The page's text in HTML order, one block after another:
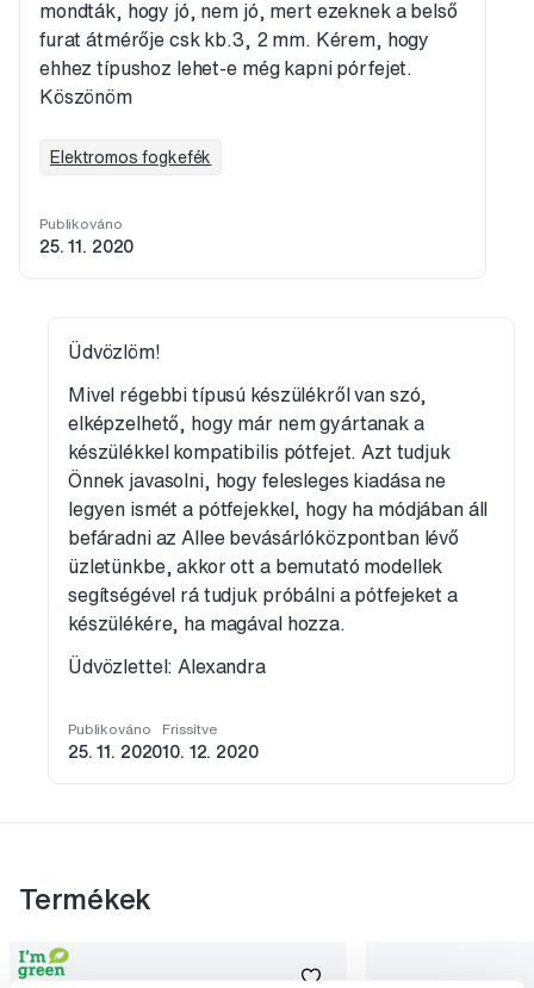
mondták, hogy jó, nem jó, mert ezeknek a belső
furat átmérője csk kb.3, 2 mm. Kérem, hogy
ehhez típushoz lehet-e még kapni pórfejet.
Köszönöm
Elektromos fogkefék
Publikováno
25. 11. 2020
Üdvözlöm!
Mivel régebbi típusú készülékről van szó,
elképzelhető, hogy már nem gyártanak a
készülékkel kompatibilis pótfejet. Azt tudjuk
Önnek javasolni, hogy felesleges kiadása ne
legyen ismét a pótfejekkel, hogy ha módjában áll
befáradni az Allee bevásárlóközpontban lévő
üzletünkbe, akkor ott a bemutató modellek
segítségével rá tudjuk próbálni a pótfejeket a
készülékére, ha magával hozza.
Üdvözlettel: Alexandra
Publikováno
25. 11. 2020
Frissítve
10. 12. 2020
Termékek